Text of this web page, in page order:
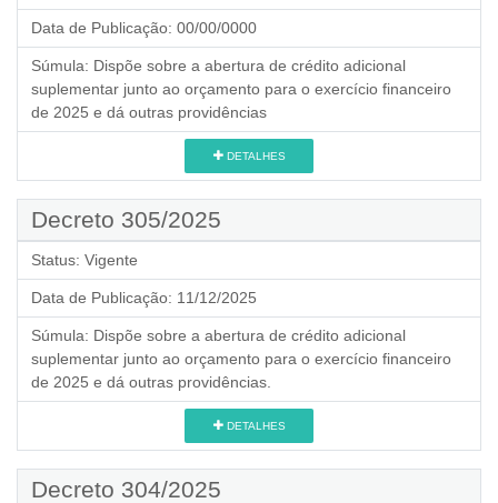
Data de Publicação: 00/00/0000
Súmula: Dispõe sobre a abertura de crédito adicional
suplementar junto ao orçamento para o exercício financeiro
de 2025 e dá outras providências
DETALHES
Decreto 305/2025
Status: Vigente
Data de Publicação: 11/12/2025
Súmula: Dispõe sobre a abertura de crédito adicional
suplementar junto ao orçamento para o exercício financeiro
de 2025 e dá outras providências.
DETALHES
Decreto 304/2025